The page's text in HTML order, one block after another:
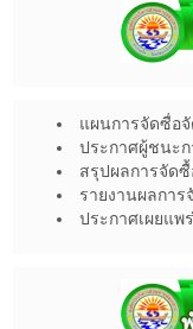
แผนการจัดซื่อ
ประกาศผู้ชนะ
สรุปผลการจัด
รายงานผลกา
ประกาศเผยแพ